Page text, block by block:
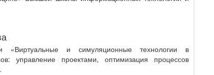
«Виртуальные и симуляционные технологии в
управление проектами, оптимизация процессов